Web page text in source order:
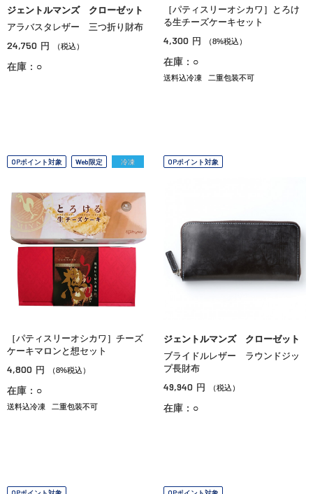
ジェントルマンズ クローゼット
アラバスタレザー 三つ折り財布
24,750 円 （税込）
在庫：○
［パティスリーオシカワ］とろけ
る生チーズケーキセット
4,300 円 （8%税込）
在庫：○
送料込冷凍 二重包装不可
OPポイント対象 Web限定 冷凍
［パティスリーオシカワ］チーズ
ケーキマロンと想セット
4,800 円 （8%税込）
在庫：○
送料込冷凍 二重包装不可
OPポイント対象
ジェントルマンズ クローゼット
ブライドルレザー ラウンドジッ
プ長財布
49,940 円 （税込）
在庫：○